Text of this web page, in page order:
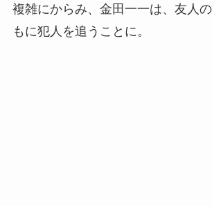
複雑にからみ、金田一一は、友人
もに犯人を追うことに。